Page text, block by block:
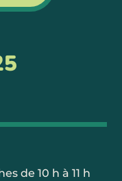
de 10 h à 11 h